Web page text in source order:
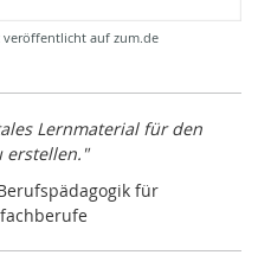
veröffentlicht auf zum.de
Lernmaterial für den
erstellen."
für